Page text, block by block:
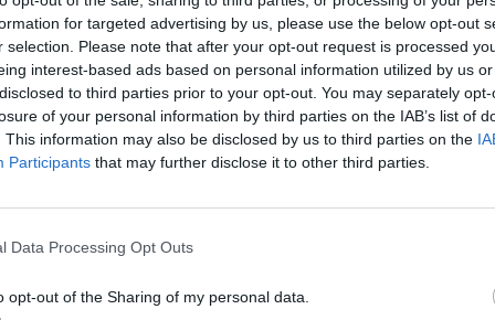
for targeted advertising by us, please use the below opt-out
selection. Please note that after your opt-out request is processed
interest-based ads based on personal information utilized by us
to third parties prior to your opt-out. You may separately
of your personal information by third parties on the IAB’s list of
This information may also be disclosed by us to third parties on the
Participants that may further disclose it to other third parties.
Data Processing Opt Outs
opt-out of the Sharing of my personal data.
fem proves d'impacte llançant un producte a
a veure per on es pot trencar”. Una tasca
és l’experiència de compra de les
en la web, però si el producte arriba trencat
Martina Font que el 5 de juliol serà entre els